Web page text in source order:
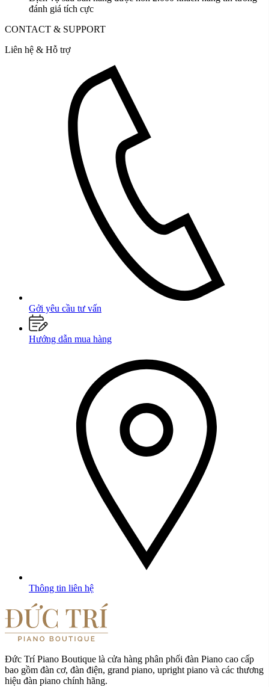
đánh giá tích cực
CONTACT & SUPPORT
Liên hệ & Hỗ trợ
Gởi yêu cầu tư vấn
Hướng dẫn mua hàng
Thông tin liên hệ
Đức Trí Piano Boutique là cửa hàng phân phối đàn Piano cao cấp
bao gồm đàn cơ, đàn điện, grand piano, upright piano và các thương
hiệu đàn piano chính hãng.